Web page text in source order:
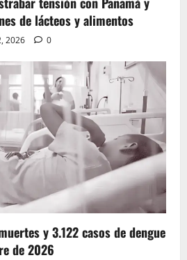
de lácteos y alimentos
2026 0
y 3.122 casos de dengue
de 2026